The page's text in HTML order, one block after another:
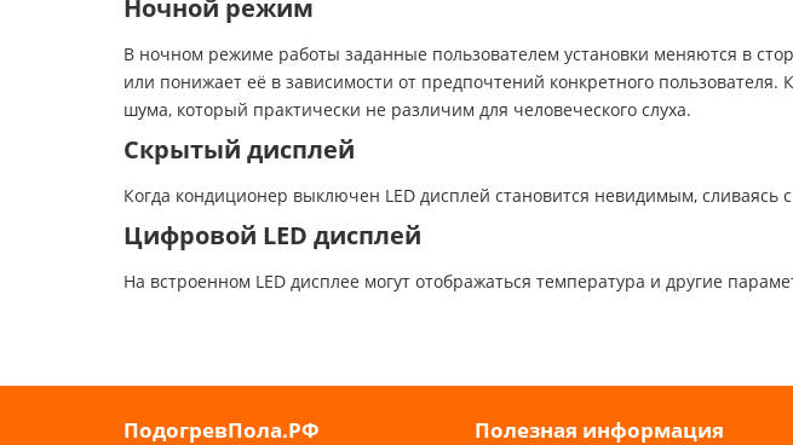
Ночной режим
В ночном режиме работы заданные пользователем установки меняются в
или понижает её в зависимости от предпочтений конкретного
шума, который практически не различим для человеческого слуха.
Скрытый дисплей
Когда кондиционер выключен LED дисплей становится невидимым, сливаясь
Цифровой LED дисплей
На встроенном LED дисплее могут отображаться температура и другие
ПодогревПола.РФ Полезная информация